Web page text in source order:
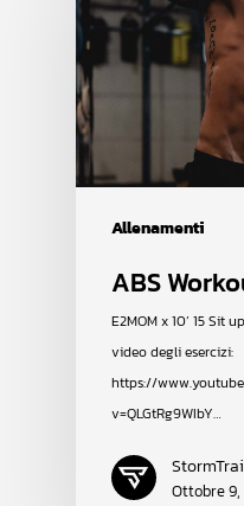
Allenamenti
ABS
E2MOM x 10’ 15 Sit
video degli esercizi:
https://
v=QLGtRg9WIbY…
Ottobre 9,